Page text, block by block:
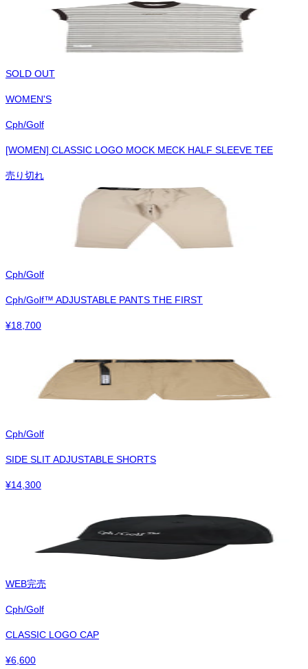
SOLD OUT
WOMEN'S
Cph/Golf
[WOMEN] CLASSIC LOGO MOCK MECK HALF SLEEVE TEE
売り切れ
Cph/Golf
Cph/Golf™︎ ADJUSTABLE PANTS THE FIRST
¥18,700
Cph/Golf
SIDE SLIT ADJUSTABLE SHORTS
¥14,300
WEB完売
Cph/Golf
CLASSIC LOGO CAP
¥6,600